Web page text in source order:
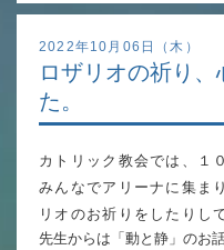
2022年10月06日（木）
ロザリオの祈り
た。
カトリック教会では、１
みんなでアリーナに集ま
リオのお祈りをしたりし
先生からは「動と静」のお